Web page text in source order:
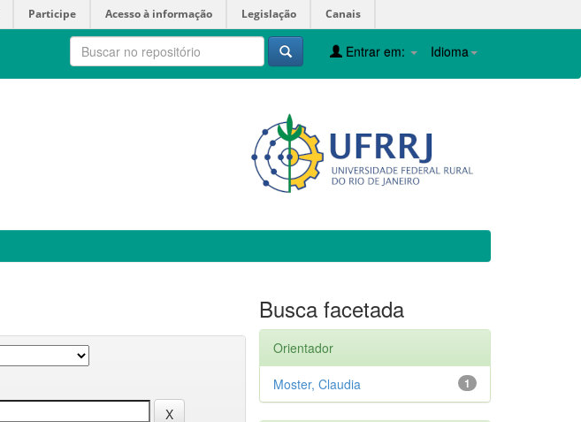
Participe Acesso à informação Legislação Canais
Idioma
Entrar em:
Busca facetada
Orientador
1
Moster, Claudia